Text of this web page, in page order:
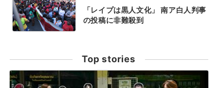
「レイプは黒人文化」 南ア白人判事
の投稿に非難殺到
Top stories